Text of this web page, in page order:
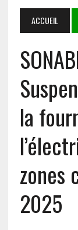
ACCUEIL
la
zones
2025